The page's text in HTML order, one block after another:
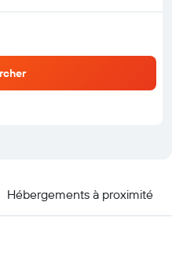
Hébergements à proximité